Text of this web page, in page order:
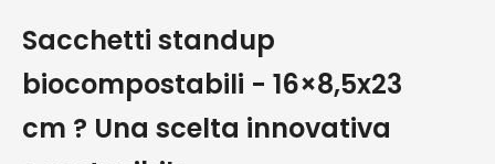
Sacchetti standup
biocompostabili - 16×8,5x23
cm ? Una scelta innovativa